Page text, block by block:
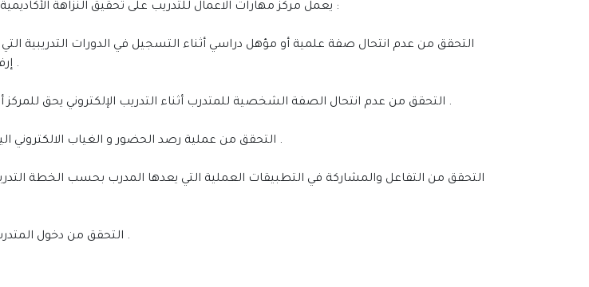
يعمل مركز مهارات الاعمال للتدريب على تحقيق النزاهة الأكاديمية في برامج التدريب الإلكتروني من خلال سياسات و إجراءات منع انتحال الهوية :
إرفاق (( صورة من المؤهل الدراسي )) أو (( تعريف من جهة الدراسة أو العمل )) .
• التحقق من عدم انتحال الصفة الشخصية للمتدرب أثناء التدريب الإلكتروني يحق للمركز أو المدرب طلب فتح الكاميرا أثناء الدورة التدريبية للتحقق من هوية المتدرب .
• التحقق من عملية رصد الحضور و الغياب الالكتروني اليومي للتحقق من أوقات الحضور و الانصراف و المدة الزمنية للحضور اليومي .
• التحقق من دخول المتدرب على الموقع الإلكتروني بشكل مستمر لمتابعة المهام و الواجبات اليومية .